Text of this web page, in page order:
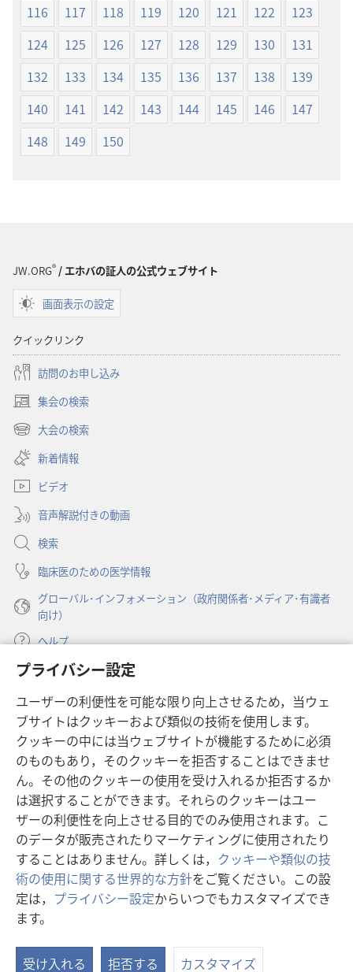
プライバシー設定
ユーザーの利便性を可能な限り向上させるため，当ウェ
ブサイトはクッキーおよび類似の技術を使用します。
クッキーの中には当ウェブサイトが機能するために必須
のものもあり，そのクッキーを拒否することはできませ
ん。その他のクッキーの使用を受け入れるか拒否するか
は選択することができます。それらのクッキーはユー
ザーの利便性を向上させる目的でのみ使用されます。こ
のデータが販売されたりマーケティングに使用されたり
することはありません。詳しくは， クッキーや類似の技
術の使用に関する世界的な方針をご覧ください。この設
定は， プライバシー設定からいつでもカスタマイズでき
ます。
受け入れる 拒否する カスタマイズ
116
117 118 119 120 121 122
123
124
125 126 127 128 129 130
131
132
133 134 135 136 137 138
139
140
141 142 143 144 145 146
147
148
149 150
JW.ORG®/ エホバの証人の公式ウェブサイト
画面表示の設定
クイックリンク
訪問のお申し込み
集会の検索
（新
し
タ
で
開
く）
大会の検索
（新
し
い
タ
ブ
で
開
く）
新着情報
ビデオ
音声解説付きの動画
検索
臨床医のための医学情報
グローバル･インフォメーション（政府関係者･メディア･有識者
向け）
ヘルプ
寄付
し
い
タ
ブ
で
開
く）
ものみの塔 オンライン・ライブラリー
（新
し
い
タ
ブ
で
開
く）
JW Hub ®
（新
し
い
タ
ブ
で
開
く）
JW Library
Watchtower Library®
Copyright
利用規約